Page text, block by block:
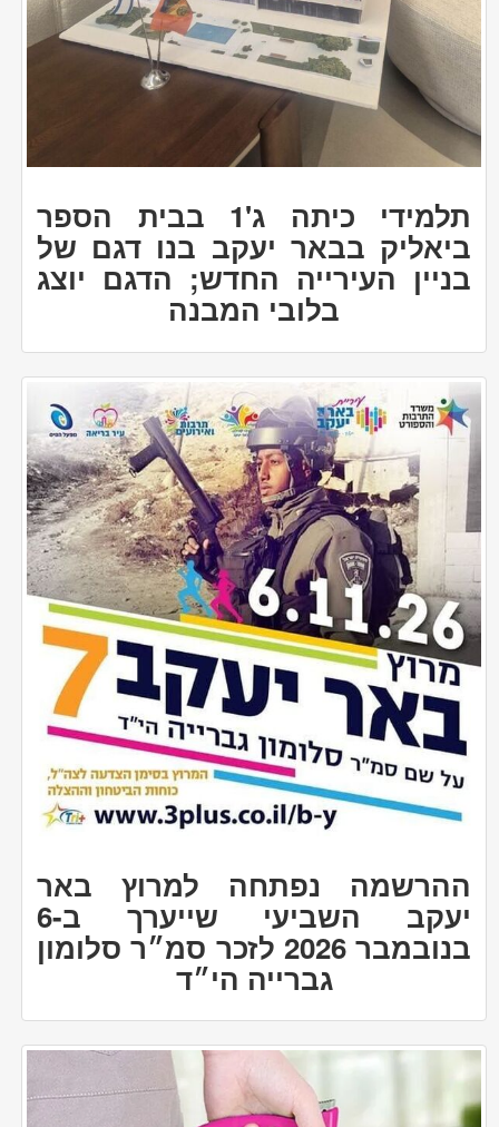
תלמידי כיתה ג'1 בבית הספר
ביאליק בבאר יעקב בנו דגם של
בניין העירייה החדש; הדגם יוצג
בלובי המבנה
ההרשמה נפתחה למרוץ באר
יעקב השביעי שייערך ב-6
בנובמבר 2026 לזכר סמ״ר סלומון
גברייה הי״ד